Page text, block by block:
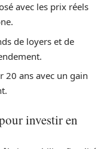
avec les prix réels
de loyers et de
20 ans avec un gain
investir en